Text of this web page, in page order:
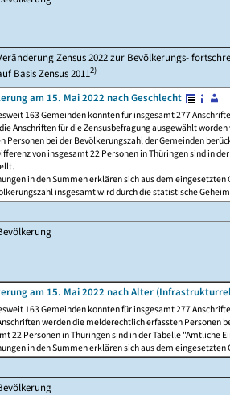
Zensus 2022 zur Bevölkerungs-
Basis Zensus 20112)
am 15. Mai 2022 nach Geschlecht
163 Gemeinden konnten für insgesamt 277
Anschriften für die Zensusbefragung ausgewählt
Personen bei der Bevölkerungszahl der Gemeinden
von insgesamt 22 Personen in Thüringen sind in
in den Summen erklären sich aus dem
insgesamt wird durch die statistische
am 15. Mai 2022 nach Alter
163 Gemeinden konnten für insgesamt 277
werden die melderechtlich erfassten Personen
22 Personen in Thüringen sind in der Tabelle "Amtliche
in den Summen erklären sich aus dem